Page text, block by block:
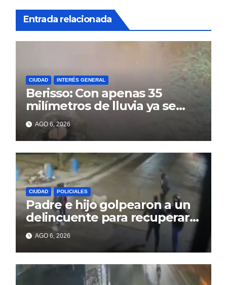
Entrada relacionada
CIUDAD INTERÉS GENERAL
Berisso: Con apenas 35
milímetros de lluvia ya se
sienten los problemas
AGO 6, 2026
CIUDAD POLICIALES
Padre e hijo golpearon a un
delincuente para recuperar
un celular robado en Berisso
AGO 6, 2026